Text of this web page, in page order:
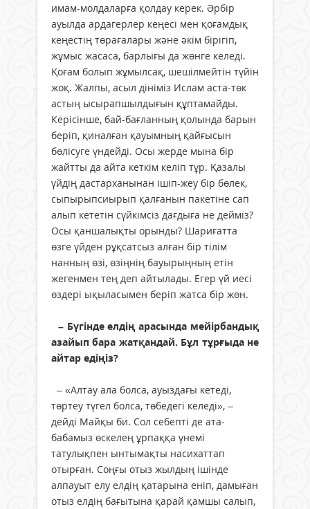
имам-молдаларға қолдау керек. Әрбір
ауылда ардагерлер кеңесі мен қоғамдық
кеңестің төрағалары және әкім бірігіп,
жұмыс жасаса, барлығы да жөнге келеді.
Қоғам болып жұмылсақ, шешілмейтін түйін
жоқ. Жалпы, асыл дініміз Ислам аста-төк
астың ысырапшылдығын құптамайды.
Керісінше, бай-бағланның қолында барын
беріп, қиналған қауымның қайғысын
бөлісуге үндейді. Осы жерде мына бір
жайтты да айта кеткім келіп тұр. Қазалы
үйдің дастарханынан ішіп-жеу бір бөлек,
сыпырыпсиырып қалғанын пакетіне сап
алып кететін сүйкімсіз дағдыға не дейміз?
Осы қаншалықты орынды? Шариғатта
өзге үйден рұқсатсыз алған бір тілім
нанның өзі, өзіңнің бауырыңның етін
жегенмен тең деп айтылады. Егер үй иесі
өздері ықыласымен беріп жатса бір жөн.
– Бүгінде елдің арасында мейірбандық
азайып бара жатқандай. Бұл тұрғыда не
айтар едіңіз?
– «Алтау ала болса, ауыздағы кетеді,
төртеу түгел болса, төбедегі келеді», –
дейді Майқы би. Сол себепті де ата-
бабамыз өскелең ұрпаққа үнемі
татулықпен ынтымақты насихаттап
отырған. Соңғы отыз жылдың ішінде
алпауыт елу елдің қатарына еніп, дамыған
отыз елдің бағытына қарай қамшы салып,